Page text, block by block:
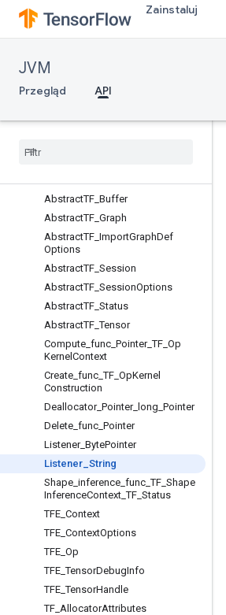
Zainstaluj
JVM
Przegląd API
org.tensorflow.framework.optimizers
org.tensorflow.framework.utils
org.tensorflow.internal.buffer
org.tensorflow.internal.c_api
AbstractTFE_Context
AbstractTF Buffer
AbstractTF Graph
AbstractTF ImportGraphDef
Options
AbstractTF Session
AbstractTF SessionOptions
AbstractTF Status
AbstractTF _Tensor
Compute func Pointer_TF Op
Kernel Context
Create func _TF OpKernel
Construction
Deallocator_ Pointer_ long Pointer
Delete func Pointer
Listener_ BytePointer
Listener String
Shape inference func _TF Shape
InferenceContext _TF Status
TFE Context
TFE ContextOptions
TFE Op
TFE _TensorDebugInfo
TFE _TensorHandle
TF AllocatorAttributes